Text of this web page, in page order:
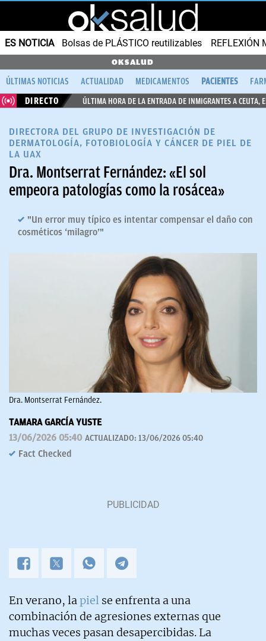
ES NOTICIA Bolsas de PLÁSTICO reutilizables REFLEXIÓN
OKSALUD
ÚLTIMAS NOTICIAS ACTUALIDAD MEDICAMENTOS PACIENTES
DIRECTO
ÚLTIMA HORA DE LA ENTRADA DE INMIGRANTES A CEUTA,
DIRECTORA DEL GRUPO DE INVESTIGACIÓN DE
DERMATOLOGÍA, FOTOBIOLOGÍA Y CÁNCER DE PIEL DE
LA UAX
Dra. Montserrat Fernández: «El sol
empeora patologías como la rosácea»
"Un error muy típico es intentar compensar el daño con
cosméticos ‘milagro’"
Dra. Montserrat Fernández.
TAMARA GARCÍA YUSTE
13/06/2026 05:40 ACTUALIZADO: 13/06/2026 05:40
Fact Checked
En verano, lapiel se enfrenta a una
combinación de agresiones externas que
muchas veces pasan desapercibidas. La